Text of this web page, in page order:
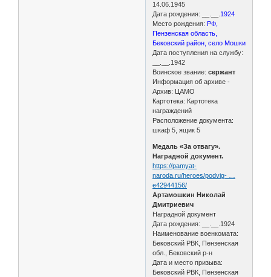
14.06.1945
Дата рождения: __.__. 1924
Место рождения: РФ,
Пензенская область,
Бековский район, село Мошки
Дата поступления на службу:
__.__.1942
Воинское звание:сержант
Информация об архиве -
Архив: ЦАМО
Картотека: Картотека
награждений
Расположение документа:
шкаф 5, ящик 5
Медаль «За отвагу».
Наградной документ.
https://pamyat-
naroda.ru/heroes/podvig- …
e42944156/
Артамошкин Николай
Дмитриевич
Наградной документ
Дата рождения: __.__.1924
Наименование военкомата:
Бековский РВК, Пензенская
обл., Бековский р-н
Дата и место призыва:
Бековский РВК, Пензенская